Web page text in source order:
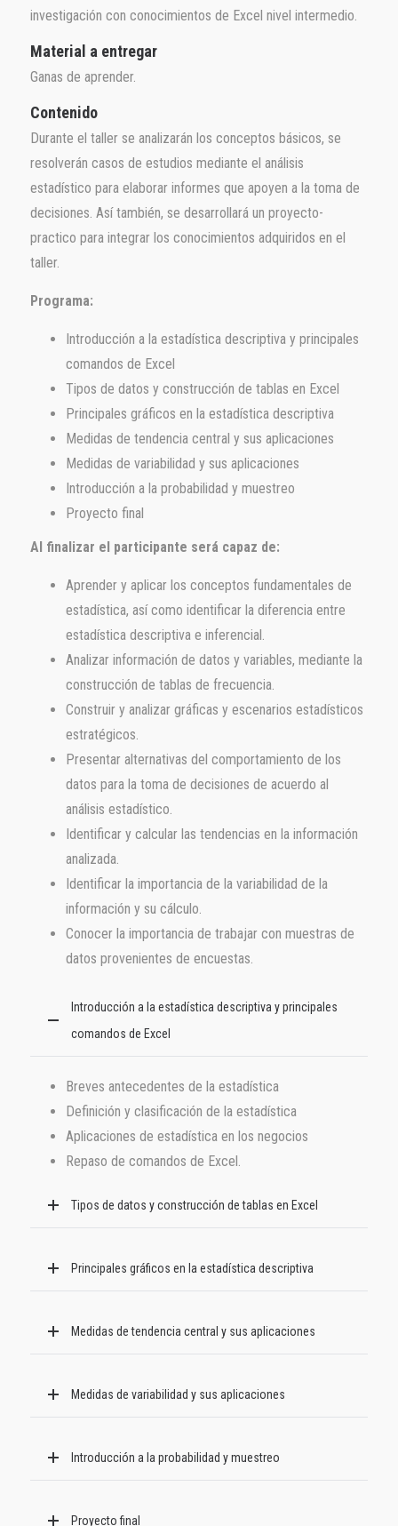
investigación con conocimientos de Excel nivel intermedio.
Material a entregar
Ganas de aprender.
Contenido
Durante el taller se analizarán los conceptos básicos, se
resolverán casos de estudios mediante el análisis
estadístico para elaborar informes que apoyen a la toma de
decisiones. Así también, se desarrollará un proyecto-
practico para integrar los conocimientos adquiridos en el
taller.
Programa:
Introducción a la estadística descriptiva y principales
comandos de Excel
Tipos de datos y construcción de tablas en Excel
Principales gráficos en la estadística descriptiva
Medidas de tendencia central y sus aplicaciones
Medidas de variabilidad y sus aplicaciones
Introducción a la probabilidad y muestreo
Proyecto final
Al finalizar el participante será capaz de:
Aprender y aplicar los conceptos fundamentales de
estadística, así como identificar la diferencia entre
estadística descriptiva e inferencial.
Analizar información de datos y variables, mediante la
construcción de tablas de frecuencia.
Construir y analizar gráficas y escenarios estadísticos
estratégicos.
Presentar alternativas del comportamiento de los
datos para la toma de decisiones de acuerdo al
análisis estadístico.
Identificar y calcular las tendencias en la información
analizada.
Identificar la importancia de la variabilidad de la
información y su cálculo.
Conocer la importancia de trabajar con muestras de
datos provenientes de encuestas.
Introducción a la estadística descriptiva y principales
comandos de Excel
Breves antecedentes de la estadística
Definición y clasificación de la estadística
Aplicaciones de estadística en los negocios
Repaso de comandos de Excel.
Tipos de datos y construcción de tablas en Excel
Principales gráficos en la estadística descriptiva
Medidas de tendencia central y sus aplicaciones
Medidas de variabilidad y sus aplicaciones
Introducción a la probabilidad y muestreo
Proyecto final